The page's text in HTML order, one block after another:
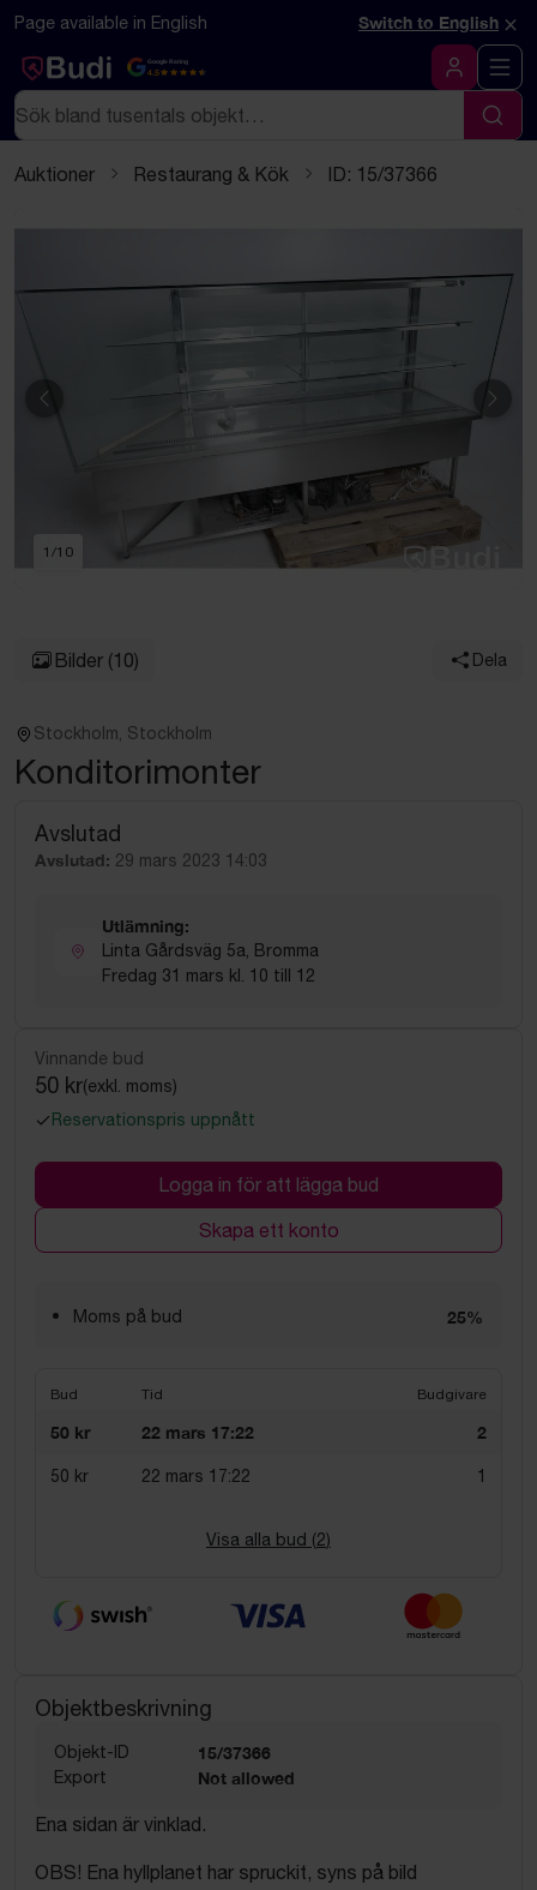
Hoppa till innehåll
Textbaserad (markdown) version av denna sida
Page available in English Switch to English ×
Google Rating
4.5
Logga in
Sök
Sök
Auktioner Restaurang & Kök ID: 15/37366
Föregående
1 /10
Bilder (10) Dela
Stockholm, Stockholm
Konditorimonter
Avslutad
Avslutad: 29 mars 2023 14:03
Utlämning:
Linta Gårdsväg 5a, Bromma
Fredag 31 mars kl. 10 till 12
Vinnande bud
50 kr(exkl. moms)
Reservationspris uppnått
Logga in för att lägga bud
Skapa ett konto
Moms på bud 25%
Bud Tid Budgivare
50 kr 22 mars 17:22 2
50 kr 22 mars 17:22 1
Visa alla bud (2)
Objektbeskrivning
Objekt-ID 15/37366
Export Not allowed
Ena sidan är vinklad.
OBS! Ena hyllplanet har spruckit, syns på bild